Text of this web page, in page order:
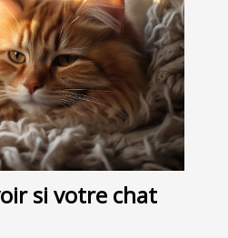
si votre chat